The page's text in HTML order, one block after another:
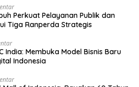
Perkuat Pelayanan Publik dan
Tiga Ranperda Strategis
India: Membuka Model Bisnis Baru
Indonesia